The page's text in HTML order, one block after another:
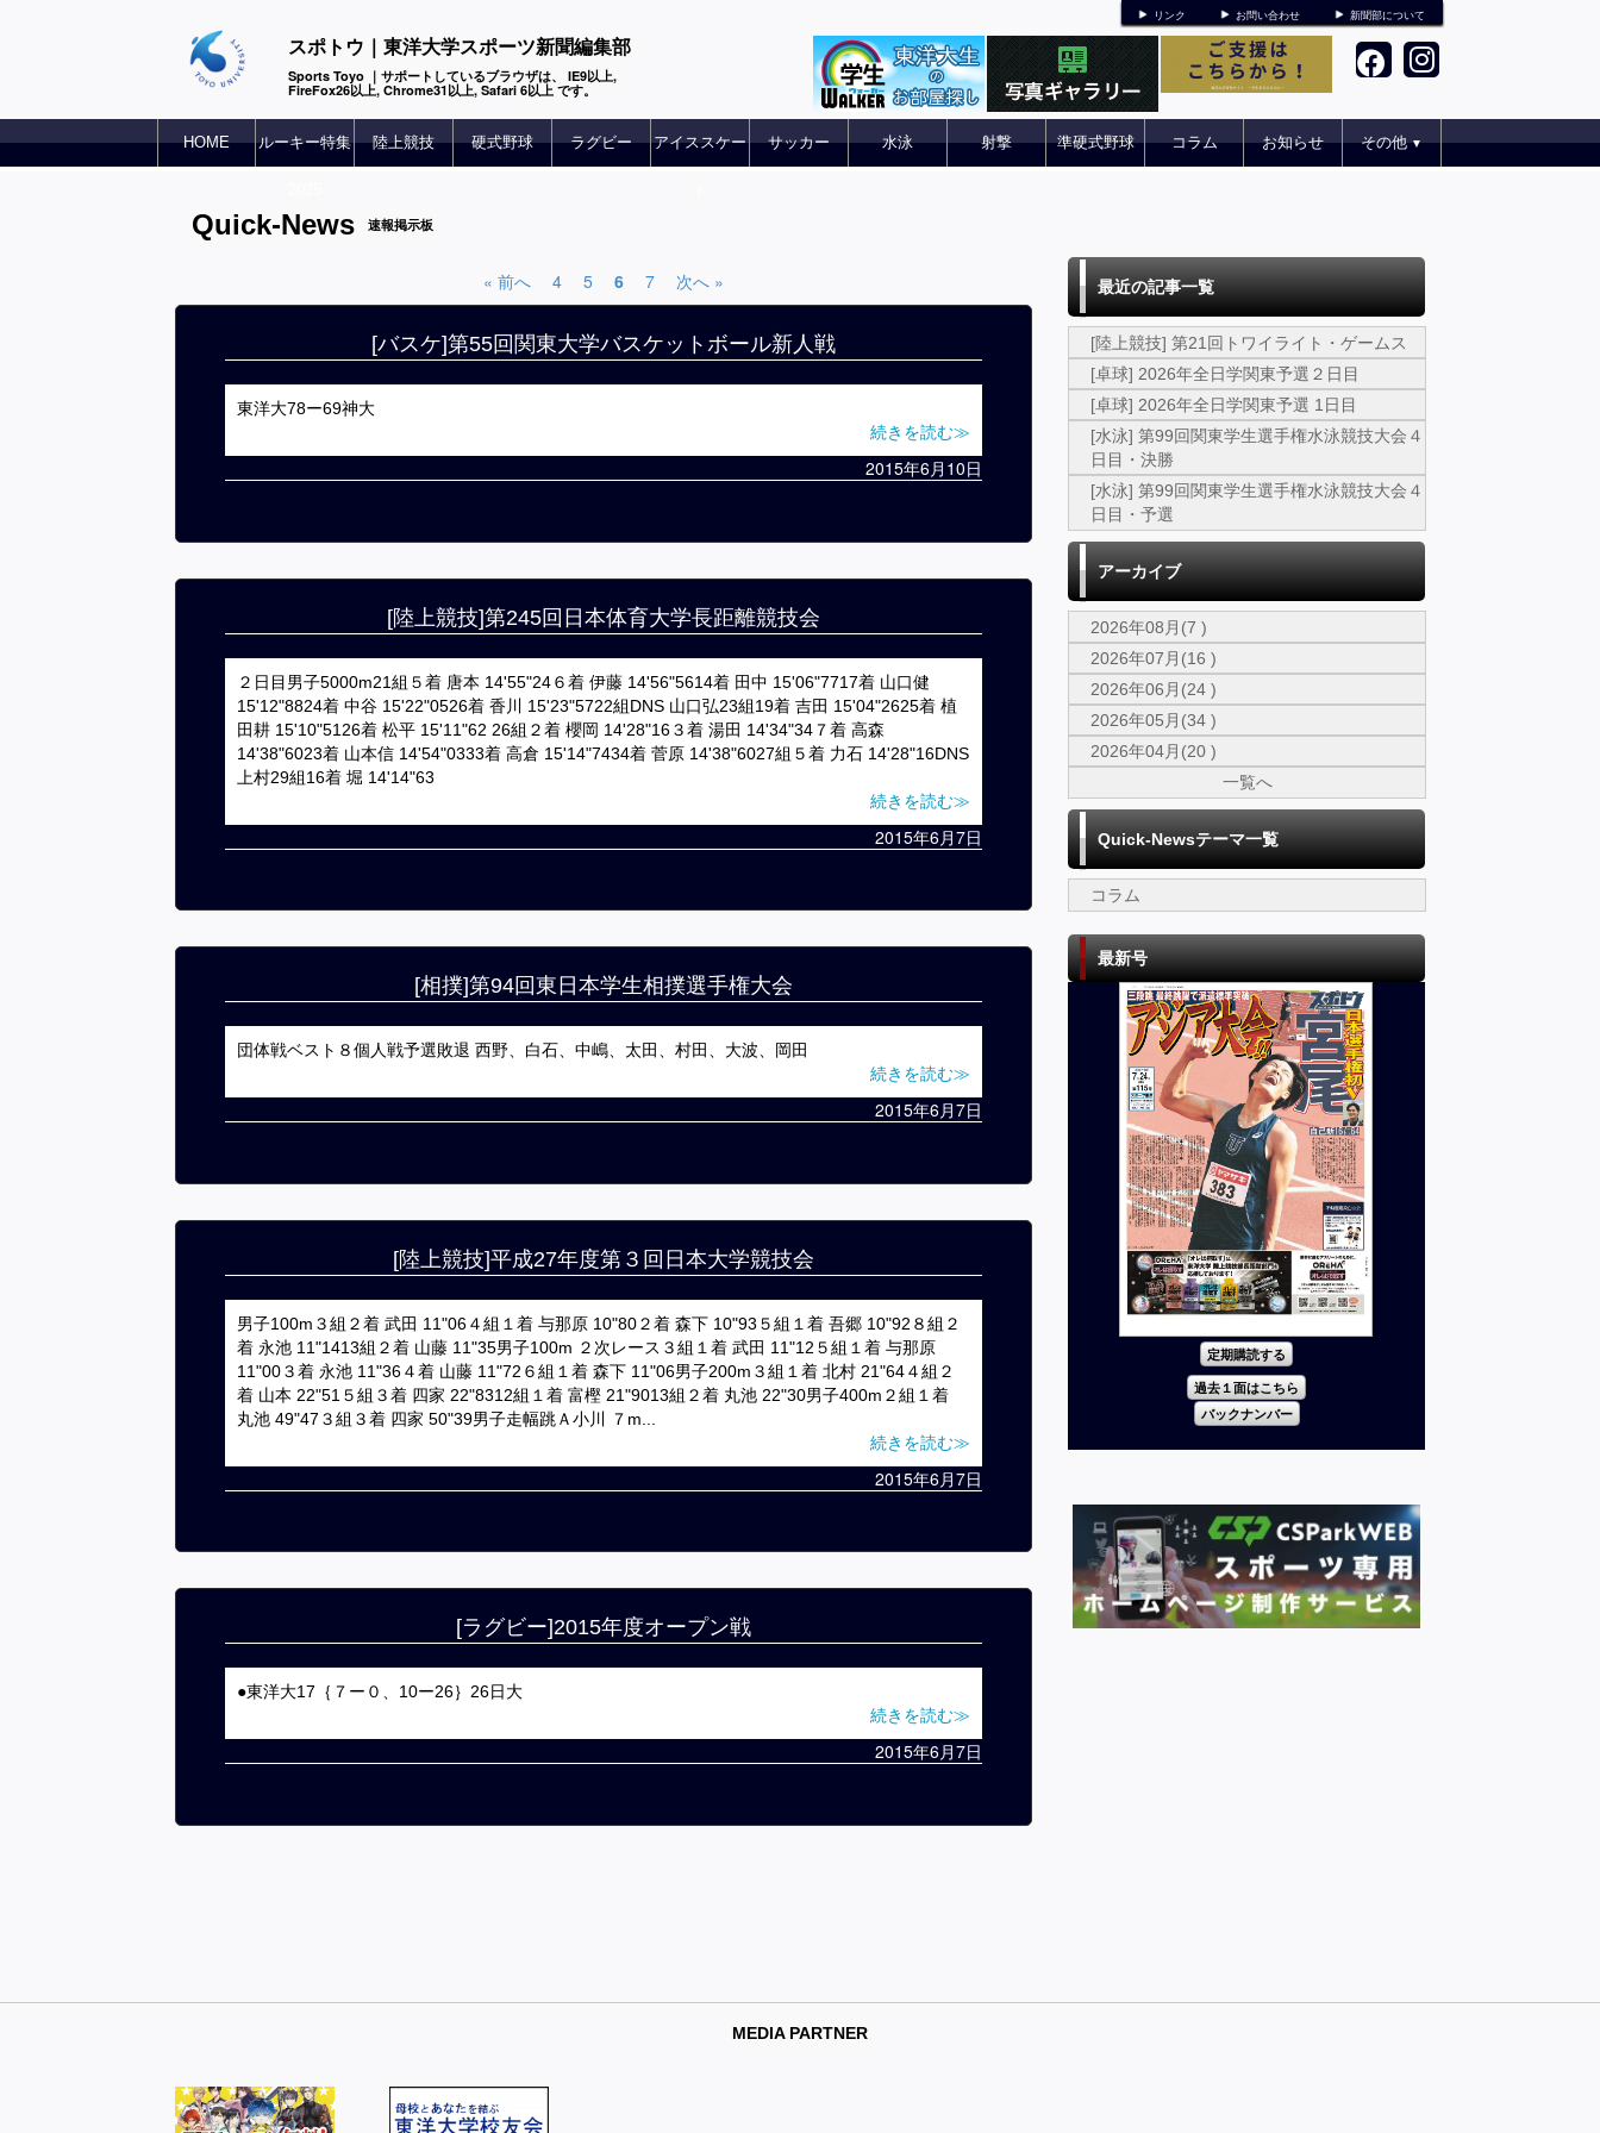
リンク お問い合わせ 新聞部について
スポトウ｜東洋大学スポーツ新聞編集部
Sports Toyo ｜サポートしているブラウザは、 IE9以上,
FireFox26以上, Chrome31以上, Safari 6以上 です。
HOME ルーキー特集 陸上競技 硬式野球 ラグビー アイススケー サッカー 水泳 射撃 準硬式野球 コラム お知らせ その他▼
Quick-News 速報掲示板
« 前へ 4 5 6 7 次へ »
[バスケ]第55回関東大学バスケットボール新人戦
東洋大78ー69神大
続きを読む≫
2015年6月10日
[陸上競技]第245回日本体育大学長距離競技会
２日目男子5000m21組５着 唐本 14'55"24６着 伊藤 14'56"5614着 田中 15'06"7717着 山口健
15'12"8824着 中谷 15'22"0526着 香川 15'23"5722組DNS 山口弘23組19着 吉田 15'04"2625着 植
田耕 15'10"5126着 松平 15'11"62 26組２着 櫻岡 14'28"16３着 湯田 14'34"34７着 高森
14'38"6023着 山本信 14'54"0333着 高倉 15'14"7434着 菅原 14'38"6027組５着 力石 14'28"16DNS
上村29組16着 堀 14'14"63
続きを読む≫
2015年6月7日
[相撲]第94回東日本学生相撲選手権大会
団体戦ベスト８個人戦予選敗退 西野、白石、中嶋、太田、村田、大波、岡田
続きを読む≫
2015年6月7日
[陸上競技]平成27年度第３回日本大学競技会
男子100m３組２着 武田 11"06４組１着 与那原 10"80２着 森下 10"93５組１着 吾郷 10"92８組２
着 永池 11"1413組２着 山藤 11"35男子100m ２次レース３組１着 武田 11"12５組１着 与那原
11"00３着 永池 11"36４着 山藤 11"72６組１着 森下 11"06男子200m３組１着 北村 21"64４組２
着 山本 22"51５組３着 四家 22"8312組１着 富樫 21"9013組２着 丸池 22"30男子400m２組１着
丸池 49"47３組３着 四家 50"39男子走幅跳Ａ小川 ７m...
続きを読む≫
2015年6月7日
[ラグビー]2015年度オープン戦
●東洋大17｛７ー０、10ー26｝26日大
続きを読む≫
2015年6月7日
最近の記事一覧
[陸上競技] 第21回トワイライト・ゲームス
[卓球] 2026年全日学関東予選２日目
[卓球] 2026年全日学関東予選 1日目
[水泳] 第99回関東学生選手権水泳競技大会４
日目・決勝
[水泳] 第99回関東学生選手権水泳競技大会４
日目・予選
アーカイブ
2026年08月(7 )
2026年07月(16 )
2026年06月(24 )
2026年05月(34 )
2026年04月(20 )
一覧へ
Quick-Newsテーマ一覧
コラム
最新号
定期購読する
過去１面はこちら
バックナンバー
MEDIA PARTNER